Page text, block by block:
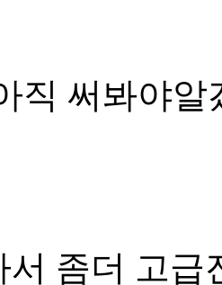
직 써봐야알
서 좀더 고